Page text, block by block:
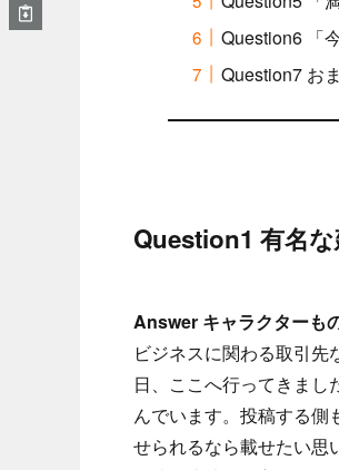
Question6 「
Question7 お
Question1 有名
Answer キャラクターも
ビジネスに関わる取引
日、ここへ行ってきま
んでいます。投稿する側
せられるなら載せたい思